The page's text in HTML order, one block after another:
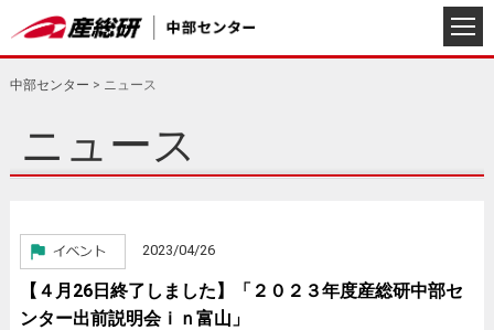
中部センター > ニュース
ニュース
2023/04/26
【４月26日終了しました】「２０２３年度産総研中部セ
ンター出前説明会ｉｎ富山」